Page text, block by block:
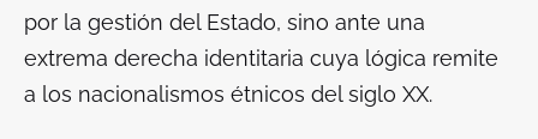
por la gestión del Estado, sino ante una
extrema derecha identitaria cuya lógica remite
a los nacionalismos étnicos del siglo XX.